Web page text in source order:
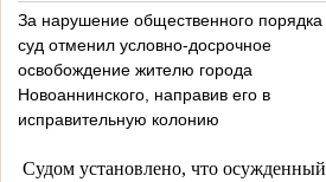
За нарушение общественного порядка
суд отменил условно-досрочное
освобождение жителю города
Новоаннинского, направив его в
исправительную колонию
Судом установлено, что